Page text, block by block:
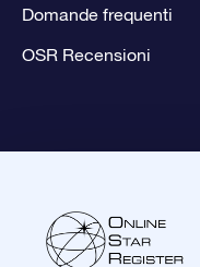
Domande frequenti
OSR Recensioni